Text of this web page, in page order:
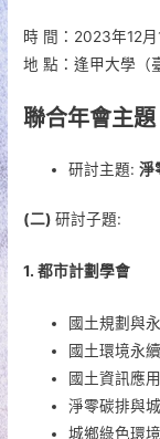
時 間：2023年12
地 點：逢甲大學（
聯合年會主題
研討主題:淨
(二)研討子題:
1.都市計劃學會
國土規劃與
國土環境永
國土資訊應
淨零碳排與
城鄉綠色環境